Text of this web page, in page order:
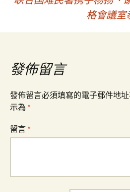
導
覽
格會議室
發佈留言
發佈留言必須填寫的電子郵件地址
示為 *
留言 *